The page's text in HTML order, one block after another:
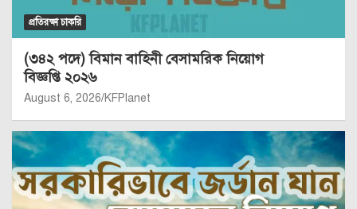
প্রতিরক্ষা চাকরি
(৩৪২ পদে) বিমান বাহিনী বেসামরিক নিয়োগ
বিজ্ঞপ্তি ২০২৬
August 6, 2026 KFPlanet